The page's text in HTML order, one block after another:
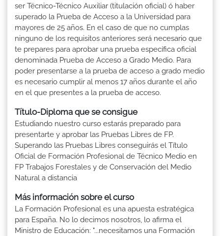
ser Técnico-Técnico Auxiliar (titulación oficial) ó haber
superado la Prueba de Acceso a la Universidad para
mayores de 25 años. En el caso de que no cumplas
ninguno de los requisitos anteriores será necesario que
te prepares para aprobar una prueba específica oficial
denominada Prueba de Acceso a Grado Medio. Para
poder presentarse a la prueba de acceso a grado medio
es necesario cumplir al menos 17 años durante el año
en el que presentes a la prueba de acceso.
Título-Diploma que se consigue
Estudiando nuestro curso estarás preparado para
presentarte y aprobar las Pruebas Libres de FP.
Superando las Pruebas Libres conseguirás el Título
Oficial de Formación Profesional de Técnico Medio en
FP Trabajos Forestales y de Conservación del Medio
Natural a distancia
Más información sobre el curso
La Formación Profesional es una apuesta estratégica
para España. No lo decimos nosotros, lo afirma el
Ministro de Educación: "...necesitamos una Formación